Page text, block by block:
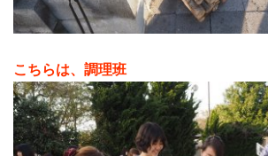
こちらは、調理班